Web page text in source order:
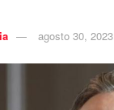
agosto 30, 2023